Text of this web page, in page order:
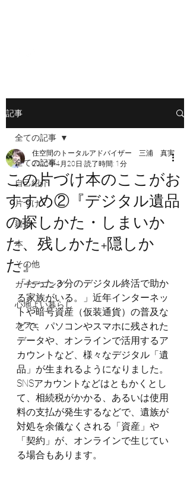
記事
全ての記事
自己紹介
片づけ
建築
本
その他
ガーデニング
心地よい暮らし
カフェ
全ての記事
この片づけ本のここがお
すすめ②『デジタル遺品
の探しかた・しまいか
た、残しかた+隠しか
た』
住空間のトータルアドバイザー 三浦 真実
2022年4月20日 読了時間: 1分
「たった３分のデジタル終活で助か
る家族がいる。」近年インターネッ
トや暗号資産（仮装通貨）の普及な
どで、パソコンやスマホに残された
データや、オンラインで活用するア
カウントなど、様々なデジタル「遺
品」が生まれるようになりました。
SNSアカウントなどはともかくとし
て、相続税がかかる、あるいは使用
料の支払が発生するなどで、遺族が
対処を余儀なくされる「資産」や
「契約」が、オンラインで生じてい
る場合もあります。